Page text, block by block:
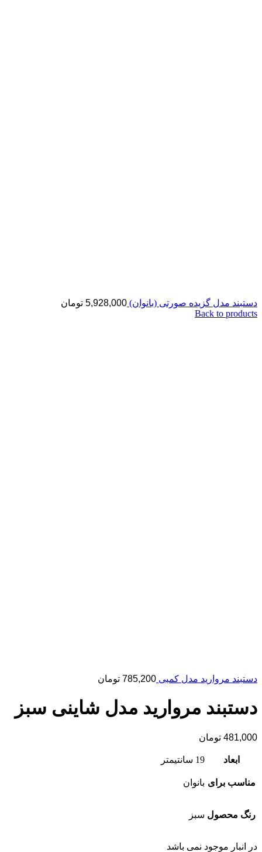
دستبند مدل گزیده صورتی (بانوان) 5,928,000 تومان
Back to products
دستبند مروارید مدل کمبی 785,200 تومان
دستبند مروارید مدل شاینی سبز
481,000 تومان
ابعاد 19 سانتیمتر
مناسب برای بانوان
رنگ محصول سبز
در انبار موجود نمی باشد